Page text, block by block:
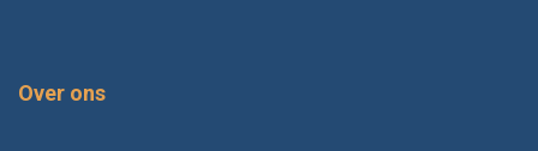
Over ons